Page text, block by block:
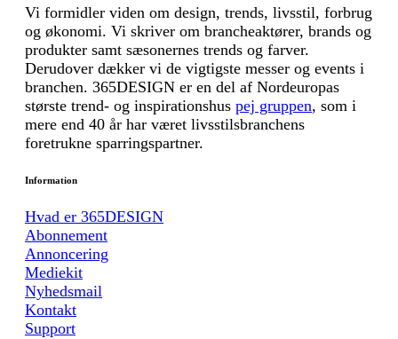
Vi formidler viden om design, trends, livsstil, forbrug
og økonomi. Vi skriver om brancheaktører, brands og
produkter samt sæsonernes trends og farver.
Derudover dækker vi de vigtigste messer og events i
branchen. 365DESIGN er en del af Nordeuropas
største trend- og inspirationshus pej gruppen, som i
mere end 40 år har været livsstilsbranchens
foretrukne sparringspartner.
Information
Hvad er 365DESIGN
Abonnement
Annoncering
Mediekit
Nyhedsmail
Kontakt
Support